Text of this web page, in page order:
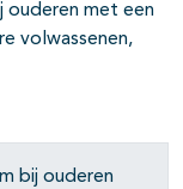
ouderen met een
volwassenen,
bij ouderen